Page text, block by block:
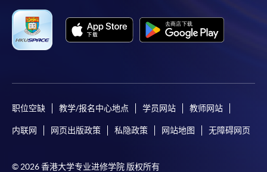
职位空缺 教学/报名中心地点 学员网站 教师网站
内联网 网页出版政策 私隐政策 网站地图 无障碍网页
© 2026 香港大学专业进修学院 版权所有